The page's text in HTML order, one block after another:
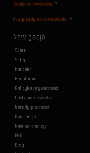
Zapięcia rowerowe
Przyrządy do trenowania
Nawigacja
Start
Sklep
Kontakt
Regulamin
Polityka prywatności
Dostawy i zwroty
Metody płatności
Gwarancja
Nasi partnerzy
F&Q
Blog